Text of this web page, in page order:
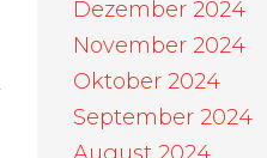
Dezember 2024
November 2024
Oktober 2024
September 2024